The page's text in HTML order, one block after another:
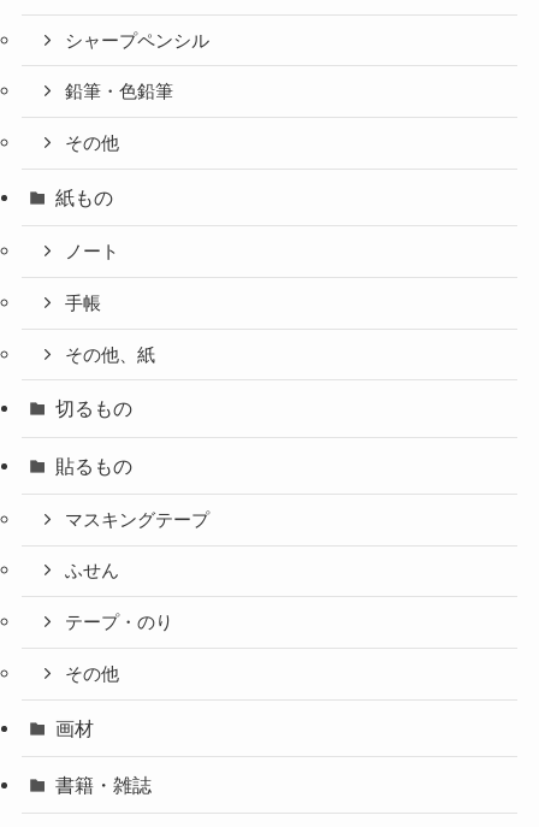
シャープペンシル
鉛筆・色鉛筆
その他
紙もの
ノート
手帳
その他、紙
切るもの
貼るもの
マスキングテープ
ふせん
テープ・のり
その他
画材
書籍・雑誌